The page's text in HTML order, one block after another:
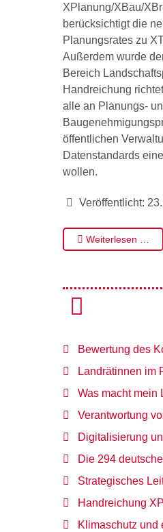
XPlanung/XBau/
berücksichtigt die
Planungsrates zu
Außerdem wurde
Bereich
Handreichung
alle an Planungs-
öffentlichen
Datenstandards
wollen.
Veröffentlicht:
Weiterlesen …
Bewertung des
Landrätinnen im
Was macht mein
Verantwortung
Digitalisierung
Die 294
Strategisches
Handreichung
Klimaschutz und